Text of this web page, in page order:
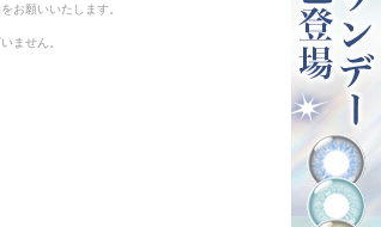
お願いいたします。
ません。